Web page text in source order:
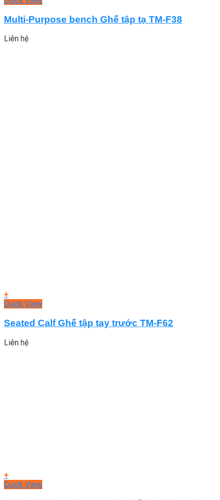
Multi-Purpose bench Ghế tập tạ TM-F38
Liên hệ
+
Quick View
Seated Calf Ghế tập tay trước TM-F62
Liên hệ
+
Quick View